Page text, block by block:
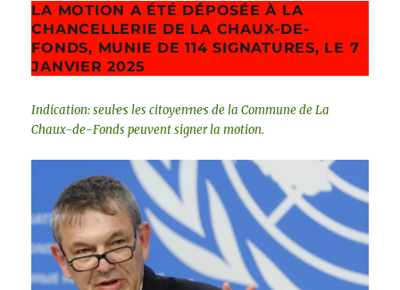
LA MOTION A ÉTÉ DÉPOSÉE À LA
CHANCELLERIE DE LA CHAUX-DE-
FONDS, MUNIE DE 114 SIGNATURES, LE 7
JANVIER 2025
Indication: seul·e·s les citoyen·ne·s de la Commune de La
Chaux-de-Fonds peuvent signer la motion.